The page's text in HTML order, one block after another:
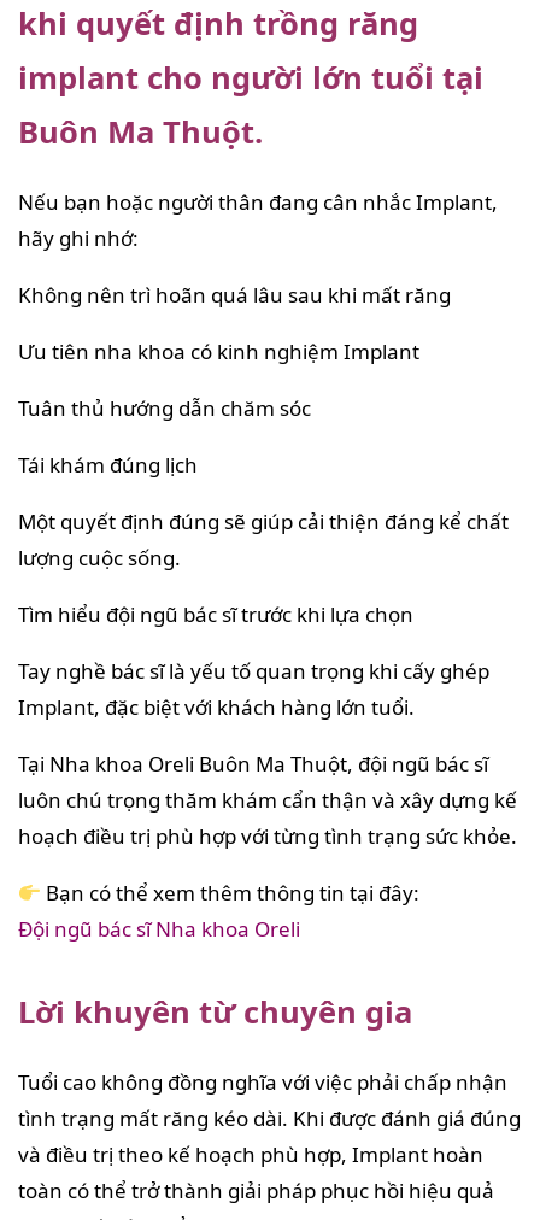
khi quyết định trồng răng
implant cho người lớn tuổi tại
Buôn Ma Thuột.
Nếu bạn hoặc người thân đang cân nhắc Implant,
hãy ghi nhớ:
Không nên trì hoãn quá lâu sau khi mất răng
Ưu tiên nha khoa có kinh nghiệm Implant
Tuân thủ hướng dẫn chăm sóc
Tái khám đúng lịch
Một quyết định đúng sẽ giúp cải thiện đáng kể chất
lượng cuộc sống.
Tìm hiểu đội ngũ bác sĩ trước khi lựa chọn
Tay nghề bác sĩ là yếu tố quan trọng khi cấy ghép
Implant, đặc biệt với khách hàng lớn tuổi.
Tại Nha khoa Oreli Buôn Ma Thuột, đội ngũ bác sĩ
luôn chú trọng thăm khám cẩn thận và xây dựng kế
hoạch điều trị phù hợp với từng tình trạng sức khỏe.
Bạn có thể xem thêm thông tin tại đây:
Đội ngũ bác sĩ Nha khoa Oreli
Lời khuyên từ chuyên gia
Tuổi cao không đồng nghĩa với việc phải chấp nhận
tình trạng mất răng kéo dài. Khi được đánh giá đúng
và điều trị theo kế hoạch phù hợp, Implant hoàn
toàn có thể trở thành giải pháp phục hồi hiệu quả